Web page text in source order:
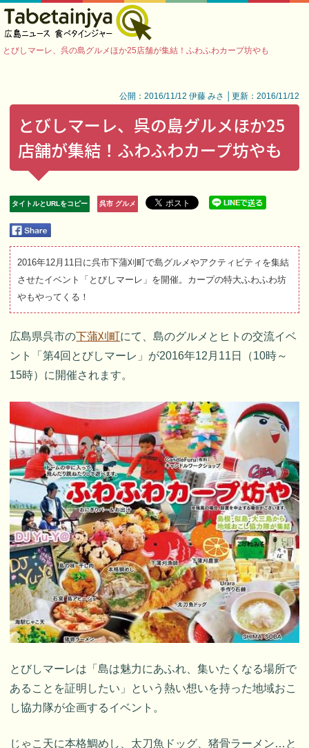
とびしマーレ、呉の島グルメほか25店舗が集結！ふわふわカープ坊やも
公開：2016/11/12 伊藤 みさ │更新：2016/11/12
とびしマーレ、呉の島グルメほか25
店舗が集結！ふわふわカープ坊やも
タイトルとURLをコピー 呉市 グルメ
2016年12月11日に呉市下蒲刈町で島グルメやアクティビティを集結
させたイベント「とびしマーレ」を開催。カープの特大ふわふわ坊
やもやってくる！
広島県呉市の下蒲刈町にて、島のグルメとヒトの交流イベ
ント「第4回とびしマーレ」が2016年12月11日（10時～
15時）に開催されます。
とびしマーレは「島は魅力にあふれ、集いたくなる場所で
あることを証明したい」という熱い想いを持った地域おこ
し協力隊が企画するイベント。
じゃこ天に本格鯛めし、太刀魚ドッグ、猪骨ラーメン…と